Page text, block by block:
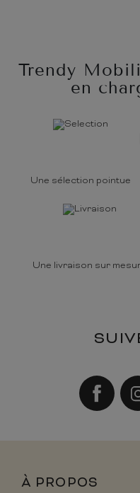
Trendy
en
Une sélection pointue
Une livraison sur
À PROPOS